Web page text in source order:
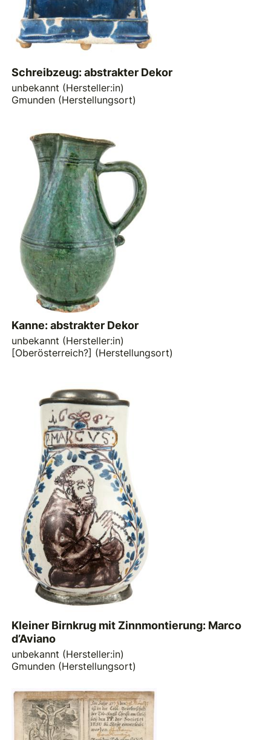
Schreibzeug: abstrakter Dekor
unbekannt (Hersteller:in)
Gmunden (Herstellungsort)
Kanne: abstrakter Dekor
unbekannt (Hersteller:in)
[Oberösterreich?] (Herstellungsort)
Kleiner Birnkrug mit Zinnmontierung: Marco
d’Aviano
unbekannt (Hersteller:in)
Gmunden (Herstellungsort)